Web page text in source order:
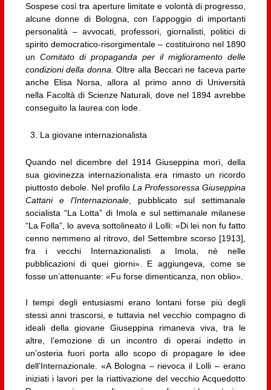
Sospese così tra aperture limitate e volontà di progresso,
alcune donne di Bologna, con l’appoggio di importanti
personalità – avvocati, professori, giornalisti, politici di
spirito democratico-risorgimentale – costituirono nel 1890
un Comitato di propaganda per il miglioramento delle
condizioni della donna.Oltre alla Beccari ne faceva parte
anche Elisa Norsa, allora al primo anno di Università
nella Facoltà di Scienze Naturali, dove nel 1894 avrebbe
conseguito la laurea con lode.
La giovane internazionalista
Quando nel dicembre del 1914 Giuseppina morì, della
sua giovinezza internazionalista era rimasto un ricordo
piuttosto debole. Nel profiloLa Professoressa Giuseppina
Cattani e l’Internazionale, pubblicato sul settimanale
socialista “La Lotta” di Imola e sul settimanale milanese
“La Folla”, lo aveva sottolineato il Lolli: «Di lei non fu fatto
cenno nemmeno al ritrovo, del Settembre scorso [1913],
fra i vecchi Internazionalisti a Imola, né nelle
pubblicazioni di quei giorni». E aggiungeva, come se
fosse un’attenuante: «Fu forse dimenticanza, non oblio».
I tempi degli entusiasmi erano lontani forse più degli
stessi anni trascorsi, e tuttavia nel vecchio compagno di
ideali della giovane Giuseppina rimaneva viva, tra le
altre, l’emozione di un incontro di operai indetto in
un’osteria fuori porta allo scopo di propagare le idee
dell’Internazionale. «A Bologna – rievoca il Lolli – erano
iniziati i lavori per la riattivazione del vecchio Acquedotto